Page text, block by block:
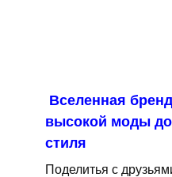
Вселенная
высокой моды
стиля
Поделитья с